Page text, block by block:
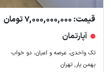
قیمت: 7,000,000,000 تومان
آپارتمان
تک واحدی، عرصه و اعیان، دو خواب
بهمن یار, تهران